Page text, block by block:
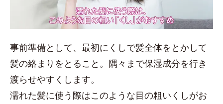
事前準備として、最初にくしで髪全体をとかして
髪の絡まりをとること。隅々まで保湿成分を行き
渡らせやすくします。
濡れた髪に使う際はこのような目の粗いくしがお